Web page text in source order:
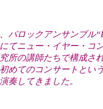
バロックアンサンブル
てニュー・イヤー・コ
所の講師たちで構成さ
めてのコンサートとい
奏してきました。